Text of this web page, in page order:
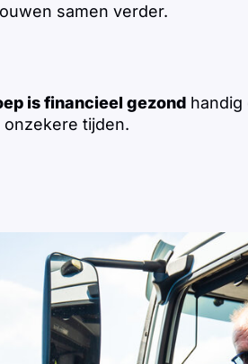
samen verder.
is financieel gezond handig
tijden.